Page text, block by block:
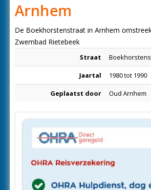
Arnhem
De Boekhorstenstraat in Arnhem
Zwembad Rietebeek
Straat
Jaartal 1980 tot 1990
Geplaatst door Oud Arnhem